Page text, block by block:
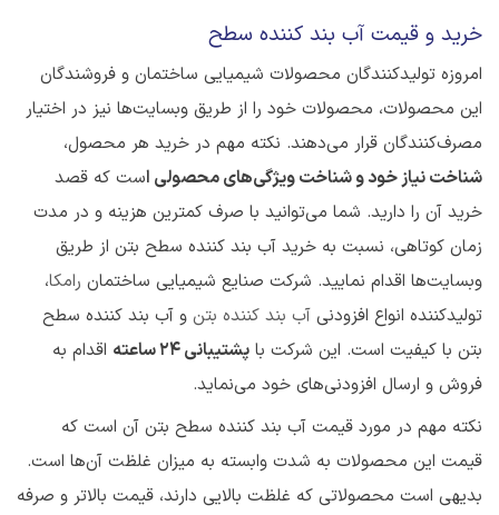
خرید و قیمت آب بند کننده سطح
امروزه تولیدکنندگان محصولات شیمیایی ساختمان و فروشندگان
این محصولات، محصولات خود را از طریق وبسایت‌ها نیز در اختیار
مصرف‌کنندگان قرار می‌دهند. نکته مهم در خرید هر محصول،
شناخت نیاز خود و شناخت ویژگی‌های محصولی است که قصد
خرید آن را دارید. شما می‌توانید با صرف کمترین هزینه و در مدت
زمان کوتاهی، نسبت به خرید آب بند کننده سطح بتن از طریق
وبسایت‌ها اقدام نمایید. شرکت صنایع شیمیایی ساختمان رامکا،
تولیدکننده انواع افزودنی‌ آب بند کننده بتن و آب بند کننده سطح
بتن با کیفیت است. این شرکت با پشتیبانی 24 ساعته
اقدام به
فروش و ارسال افزودنی‌های خود می‌نماید.
نکته مهم در مورد قیمت آب بند کننده سطح بتن آن است که
قیمت این محصولات به شدت وابسته به میزان غلظت آن‌ها است.
بدیهی است محصولاتی که غلظت بالایی دارند، قیمت بالاتر و صرفه